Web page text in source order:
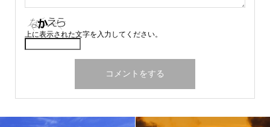
上に表示された文字を入力してください。